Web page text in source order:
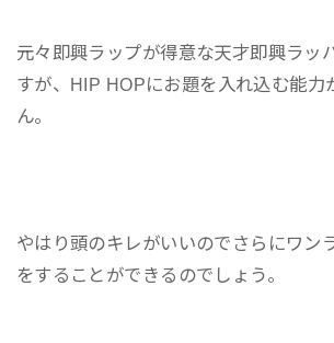
元々即興ラップが得意な天才即興ラッ
すが、HIP HOPにお題を入れ込む能力
ん。
やはり頭のキレがいいのでさらにワン
をすることができるのでしょう。